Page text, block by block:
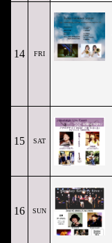
14 FRI
15 SAT
16 SUN